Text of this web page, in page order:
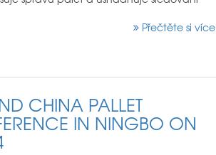
Přečtěte si více
CHINA PALLET
IN NINGBO ON